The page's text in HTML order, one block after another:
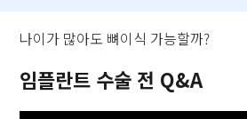
나이가 많아도 뼈이식 가능할까?
임플란트 수술 전 Q&A